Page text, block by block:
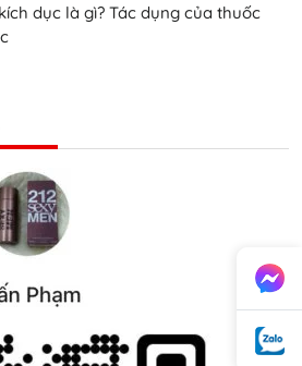
dục là gì? Tác dụng của thuốc